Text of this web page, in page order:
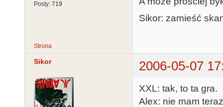
Posty: 719
Sikor: zamieść
Strona
Sikor 2006-05-07
XXL: tak, to ta gra.
Alex: nie mam